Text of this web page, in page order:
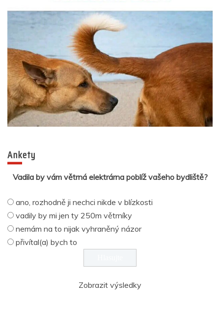
Ankety
Vadila by vám větrná elektrárna poblíž vašeho bydliště?
ano, rozhodně ji nechci nikde v blízkosti
vadily by mi jen ty 250m větrníky
nemám na to nijak vyhraněný názor
přivítal(a) bych to
Zobrazit výsledky